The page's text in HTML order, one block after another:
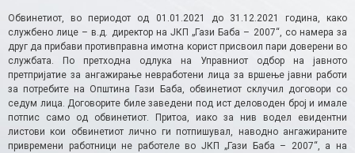
Обвинетиот, во периодот од 01.01.2021 до 31.12.2021 година, како
службено лице – в.д. директор на ЈКП „Гази Баба – 2007“, со намера за
друг да прибави противправна имотна корист присвоил пари доверени во
службата. По претходна одлука на Управниот одбор на јавното
претпријатие за ангажирање невработени лица за вршење јавни работи
за потребите на Општина Гази Баба, обвинетиот склучил договори со
седум лица. Договорите биле заведени под ист деловоден број и имале
потпис само од обвинетиот. Притоа, иако за нив водел евидентни
листови кои обвинетиот лично ги потпишувал, наводно ангажираните
привремени работници не работеле во ЈКП „Гази Баба – 2007“, а на